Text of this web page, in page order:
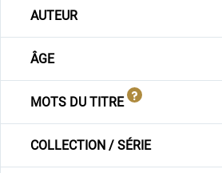
AUTEUR
ÂGE
MOTS DU TITRE
COLLECTION / SÉRIE